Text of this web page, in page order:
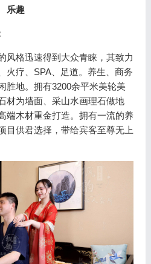
风格迅速得到大众青睐，其致力
火疗、SPA、足道。养生、商务
胜地。拥有3200余平米美轮美
材为墙面、采山水画理石做地
端木材重金打造。拥有一流的养
目供君选择，带给宾客至尊无上